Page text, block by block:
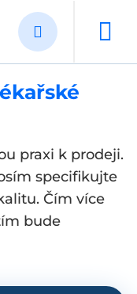
praxi k prodeji.
specifikujte
Čím více
bude